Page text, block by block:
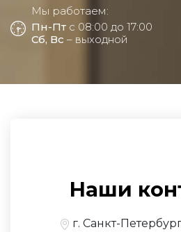
Мы работаем:
Пн-Пт с 08:00 до 17:00
Сб, Вс – выходной
Наши
г. Санкт-